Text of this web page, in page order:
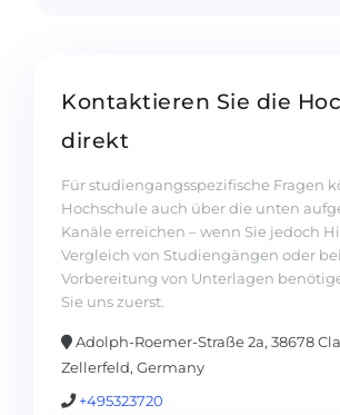
Kontaktieren Sie die
direkt
Für studiengangsspezifische Fragen
Hochschule auch über die unten
Kanäle erreichen – wenn Sie jedoch
Vergleich von Studiengängen oder
Vorbereitung von Unterlagen
Sie uns zuerst.
Adolph-Roemer-Straße 2a, 38678
Zellerfeld, Germany
+495323720